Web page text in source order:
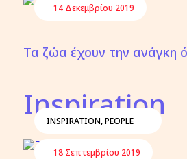
14 Δεκεμβρίου 2019
Τα ζώα έχουν την ανάγκη
Inspiration
INSPIRATION,PEOPLE
18 Σεπτεμβρίου 2019